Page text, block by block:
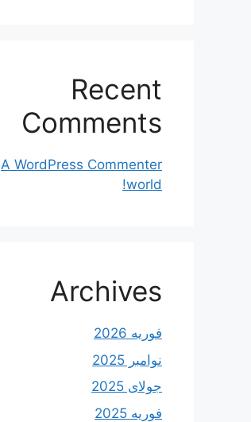
Recent
Comments
A WordPress Commenter
world!
Archives
فوریه 2026
نوامبر 2025
جولای 2025
فوریه 2025